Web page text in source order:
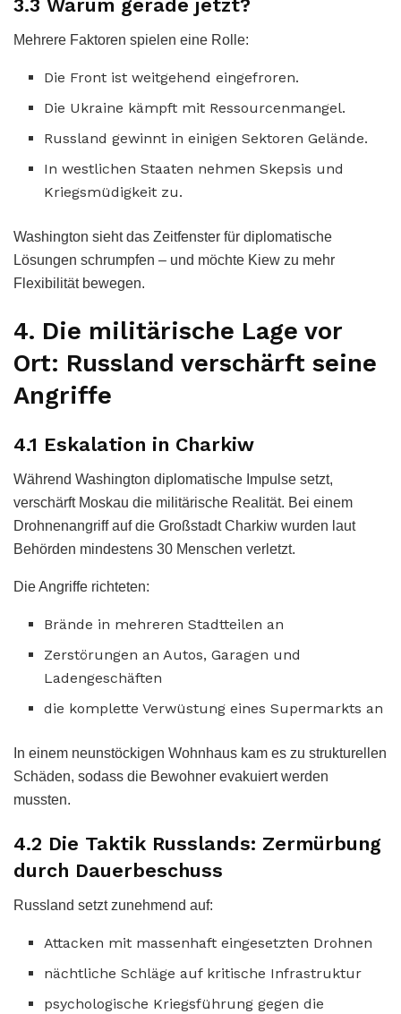
3.3 Warum gerade jetzt?
Mehrere Faktoren spielen eine Rolle:
Die Front ist weitgehend eingefroren.
Die Ukraine kämpft mit Ressourcenmangel.
Russland gewinnt in einigen Sektoren Gelände.
In westlichen Staaten nehmen Skepsis und
Kriegsmüdigkeit zu.
Washington sieht das Zeitfenster für diplomatische
Lösungen schrumpfen – und möchte Kiew zu mehr
Flexibilität bewegen.
4. Die militärische Lage vor
Ort: Russland verschärft seine
Angriffe
4.1 Eskalation in Charkiw
Während Washington diplomatische Impulse setzt,
verschärft Moskau die militärische Realität. Bei einem
Drohnenangriff auf die Großstadt Charkiw wurden laut
Behörden mindestens 30 Menschen verletzt.
Die Angriffe richteten:
Brände in mehreren Stadtteilen an
Zerstörungen an Autos, Garagen und
Ladengeschäften
die komplette Verwüstung eines Supermarkts an
In einem neunstöckigen Wohnhaus kam es zu strukturellen
Schäden, sodass die Bewohner evakuiert werden
mussten.
4.2 Die Taktik Russlands: Zermürbung
durch Dauerbeschuss
Russland setzt zunehmend auf:
Attacken mit massenhaft eingesetzten Drohnen
nächtliche Schläge auf kritische Infrastruktur
psychologische Kriegsführung gegen die